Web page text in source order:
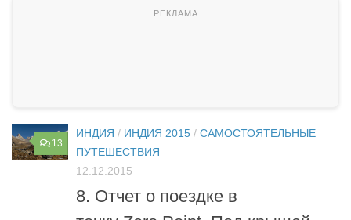
13
ИНДИЯ / ИНДИЯ 2015 / САМОСТОЯТЕЛЬНЫЕ
ПУТЕШЕСТВИЯ
12.12.2015
8. Отчет о поездке в